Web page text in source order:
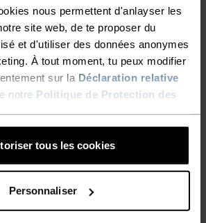
nous permettent d'anlayser les
site web, de te proposer du
et d'utiliser des données anonymes
À tout moment, tu peux modifier
sur la Déclaration relative
notre Politique de Protection des
tous les cookies
Personnaliser
Kids
Haut à capuche zippé High
Pile Print Kids
CHF 69.95 CHF 100.00
Kids
-30%
% % % %
Veste de ski de fond
Brensholmen Junior
CHF 69.95CHF 100.00
-30%